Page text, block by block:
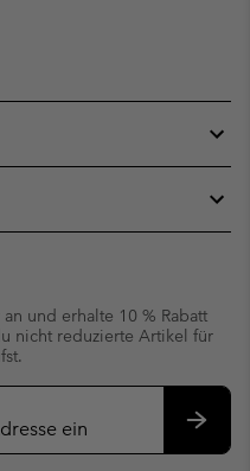
und erhalte 10 % Rabatt
nicht reduzierte Artikel für